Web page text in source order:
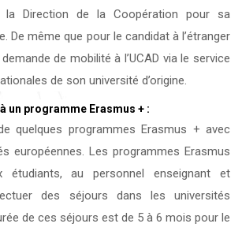
la Direction de la Coopération pour sa
De même que pour le candidat à l’étranger
de mobilité à l’UCAD via le service
de son université d’origine.
un programme Erasmus + :
quelques programmes Erasmus + avec
européennes. Les programmes Erasmus
étudiants, au personnel enseignant et
des séjours dans les universités
de ces séjours est de 5 à 6 mois pour le